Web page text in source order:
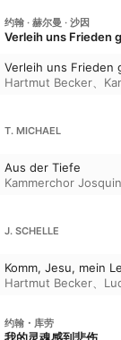
约翰 · 赫尔曼 · 沙因
Verleih uns Frieden
Verleih uns Frieden
Hartmut Becker
T. MICHAEL
Aus der Tiefe
Kammerchor
J. SCHELLE
Komm, Jesu, mein
Hartmut Becker
约翰・库劳